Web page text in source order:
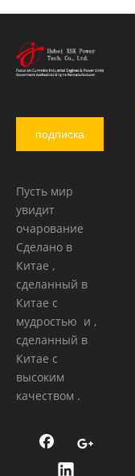
подписка
Пусть мир
увидит
очарование
Сделано в
Китае ,
сделанный в
Китае с
мудростью и ,
сделанный в
Китае с
высоким
качеством .